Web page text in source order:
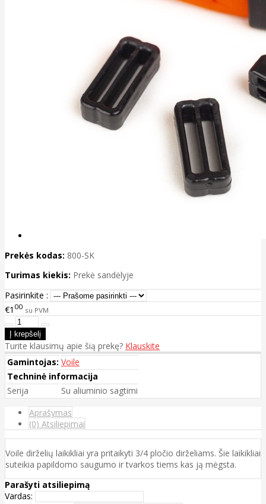
Prekės kodas: 800-SK
Turimas kiekis: Prekė sandėlyje
Pasirinkite :
€1 00 su PVM
Turite klausimų apie šią prekę? Klauskite
Gamintojas: Voile
Techninė informacija
Serija
Su aliuminio sagtimi
Aprašymas
(0) Atsiliepimai
Voile dirželių laikikliai yra pritaikyti 3/4 pločio dirželiams. Šie laikikliai
suteikia papildomo saugumo ir tvarkos tiems kas ją mėgsta.
Parašyti atsiliepimą
Vardas: